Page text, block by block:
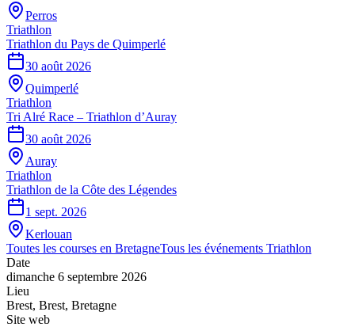
Perros
Triathlon
Triathlon du Pays de Quimperlé
30 août 2026
Quimperlé
Triathlon
Tri Alré Race – Triathlon d’Auray
30 août 2026
Auray
Triathlon
Triathlon de la Côte des Légendes
1 sept. 2026
Kerlouan
Toutes les courses en BretagneTous les événements Triathlon
Date
dimanche 6 septembre 2026
Lieu
Brest, Brest, Bretagne
Site web